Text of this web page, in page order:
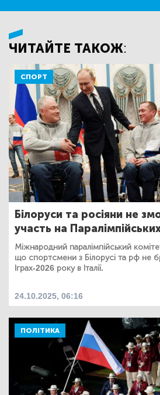
ЧИТАЙТЕ ТАКОЖ:
СПОРТ
Білоруси та росіяни не
участь на
Міжнародний паралімпійський
що спортсмени з Білорусі та рф не
Іграх-2026 року в Італії.
24.10.2025, 06:16
ПОЛІТИКА